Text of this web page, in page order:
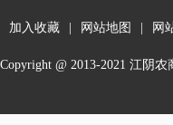
加入收藏 网站地图 网
Copyright @ 2013-2021 江阴